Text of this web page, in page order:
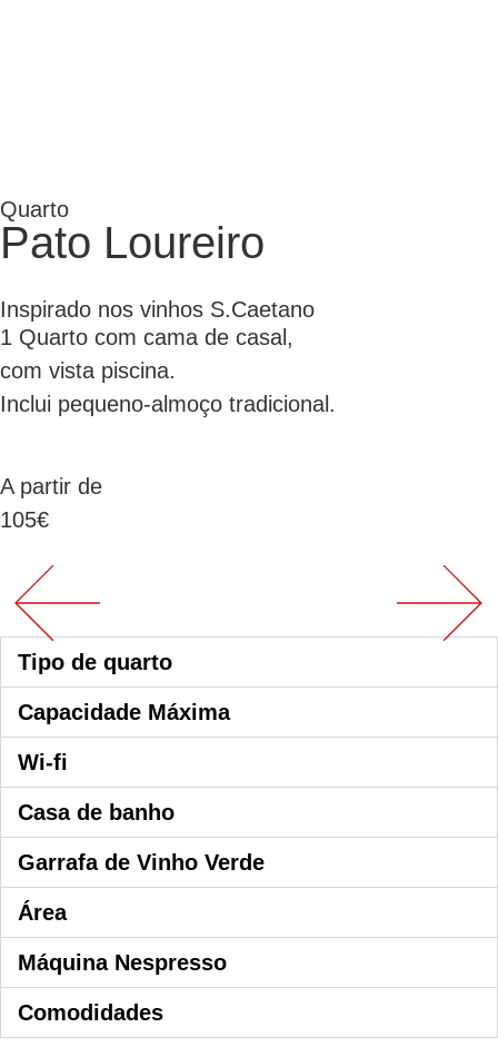
Quarto
Pato Loureiro
Inspirado nos vinhos S.Caetano
1 Quarto com cama de casal,
com vista piscina.
Inclui pequeno-almoço tradicional.
A partir de
105€
Tipo de quarto
Capacidade Máxima
Wi-fi
Casa de banho
Garrafa de Vinho Verde
Área
Máquina Nespresso
Comodidades